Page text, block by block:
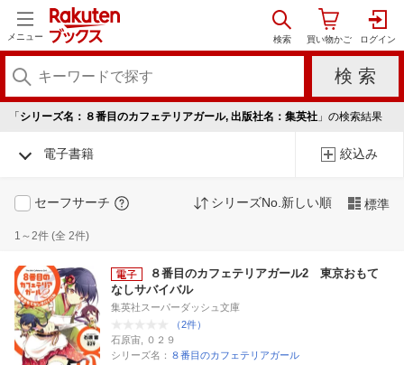
メニュー
「 シリーズ名：８番目のカフェテリアガール, 出版社名：集英社 」の検索結果
電子書籍 絞込み
セーフサーチ シリーズNo.新しい順 標準
1～2件 (全 2件)
８番目のカフェテリアガール2 東京おもて
なしサバイバル
集英社スーパーダッシュ文庫
（2件）
石原宙, ０２９
シリーズ名： ８番目のカフェテリアガール